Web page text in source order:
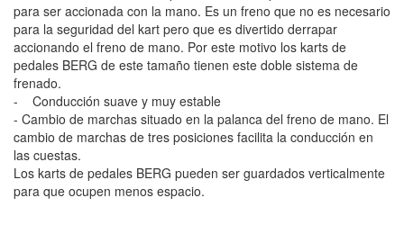
para ser accionada con la mano. Es un freno que no es necesario
para la seguridad del kart pero que es divertido derrapar
accionando el freno de mano. Por este motivo los karts de
pedales BERG de este tamaño tienen este doble sistema de
frenado.
- Conducción suave y muy estable
- Cambio de marchas situado en la palanca del freno de mano. El
cambio de marchas de tres posiciones facilita la conducción en
las cuestas.
Los karts de pedales BERG pueden ser guardados verticalmente
para que ocupen menos espacio.